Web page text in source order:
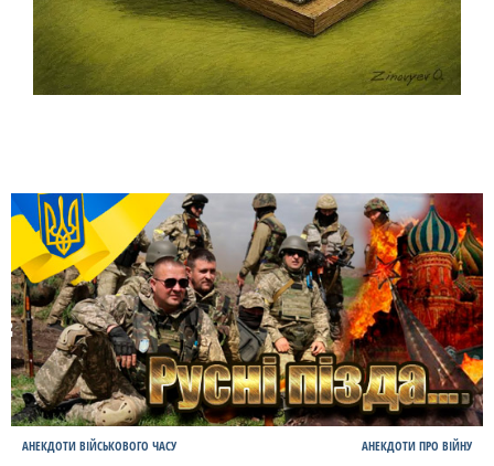
АНЕКДОТИ ВІЙСЬКОВОГО ЧАСУ АНЕКДОТИ ПРО ВІЙНУ